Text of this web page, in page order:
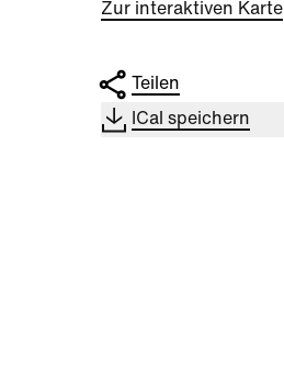
Zur interaktiven Karte
Teilen
ICal speichern